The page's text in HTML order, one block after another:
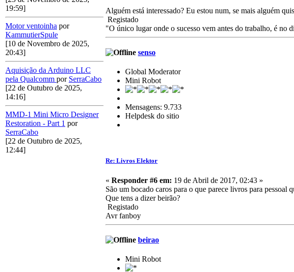
19:59]
Motor ventoinha por
KammutierSpule
[10 de Novembro de 2025,
20:43]
Aquisição da Arduino LLC
pela Qualcomm por SerraCabo
[22 de Outubro de 2025,
14:16]
MMD-1 Mini Micro Designer
Restoration - Part 1 por
SerraCabo
[22 de Outubro de 2025,
12:44]
Alguém está interessado? Eu estou num, se mais alguém
Registado
"O único lugar onde o sucesso vem antes do trabalho, é no
senso
Global Moderator
Mini Robot
Mensagens: 9.733
Helpdesk do sitio
Re: Livros Elektor
« Responder #6 em: 19 de Abril de 2017, 02:43 »
São um bocado caros para o que parece livros para pessoal
Que tens a dizer beirão?
Registado
Avr fanboy
beirao
Mini Robot